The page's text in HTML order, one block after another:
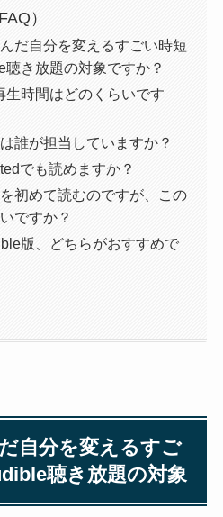
）
んだ自分を変えるすごい時短
き放題の対象ですか？
生時間はどのくらいです
誰が担当していますか？
でも読めますか？
初めて読むのですが、この
ですか？
版、どちらがおすすめで
自分を変えるすご
聴き放題の対象